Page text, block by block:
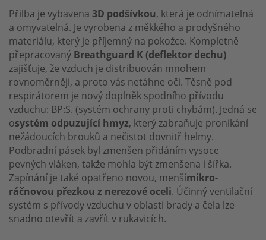
Přilba je vybavena 3D podšívkou, která je odnímatelná
a omyvatelná. Je vyrobena z měkkého a prodyšného
materiálu, který je příjemný na pokožce. Kompletně
přepracovaný Breathguard K (deflektor dechu)
zajišťuje, že vzduch je distribuován mnohem
rovnoměrněji, a proto vás netáhne oči. Těsně pod
respirátorem je nový doplněk spodního přívodu
vzduchu: BP:S. (systém ochrany proti chybám). Jedná se
osystém odpuzující hmyz, který zabraňuje pronikání
nežádoucích brouků a nečistot dovnitř helmy.
Podbradní pásek byl zmenšen přidáním vysoce
pevných vláken, takže mohla být zmenšena i šířka.
Zapínání je také opatřeno novou, menšímikro-
ráčnovou přezkou z nerezové oceli. Účinný ventilační
systém s přívody vzduchu v oblasti brady a čela lze
snadno otevřít a zavřít v rukavicích.